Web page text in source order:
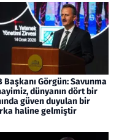
Başkanı Görgün: Savunma
dünyanın dört bir
güven duyulan bir
haline gelmiştir